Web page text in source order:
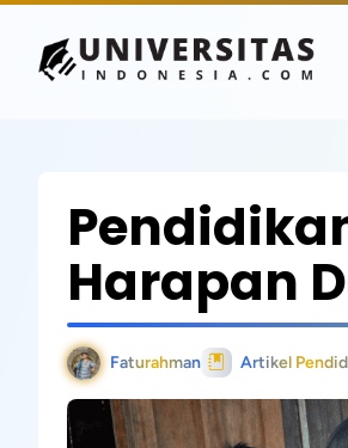
Harapan
Faturahman Artikel